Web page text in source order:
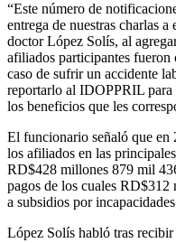
“Este número de
entrega de nuestras charlas
doctor López Solís, al
afiliados participantes fueron
caso de sufrir un accidente
reportarlo al IDOPPRIL
los beneficios que les
El funcionario señaló que en
los afiliados en las
RD$428 millones 879 mil
pagos de los cuales
a subsidios por
López Solís habló tras